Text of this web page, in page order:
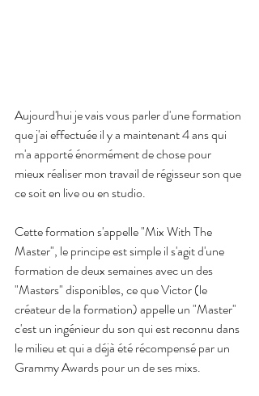
Aujourd'hui je vais vous parler d'une formation
que j'ai effectuée il y a maintenant 4 ans qui
m'a apporté énormément de chose pour
mieux réaliser mon travail de régisseur son que
ce soit en live ou en studio.
Cette formation s'appelle "Mix With The
Master", le principe est simple il s'agit d'une
formation de deux semaines avec un des
"Masters" disponibles, ce que Victor (le
créateur de la formation) appelle un "Master"
c'est un ingénieur du son qui est reconnu dans
le milieu et qui a déjà été récompensé par un
Grammy Awards pour un de ses mixs.